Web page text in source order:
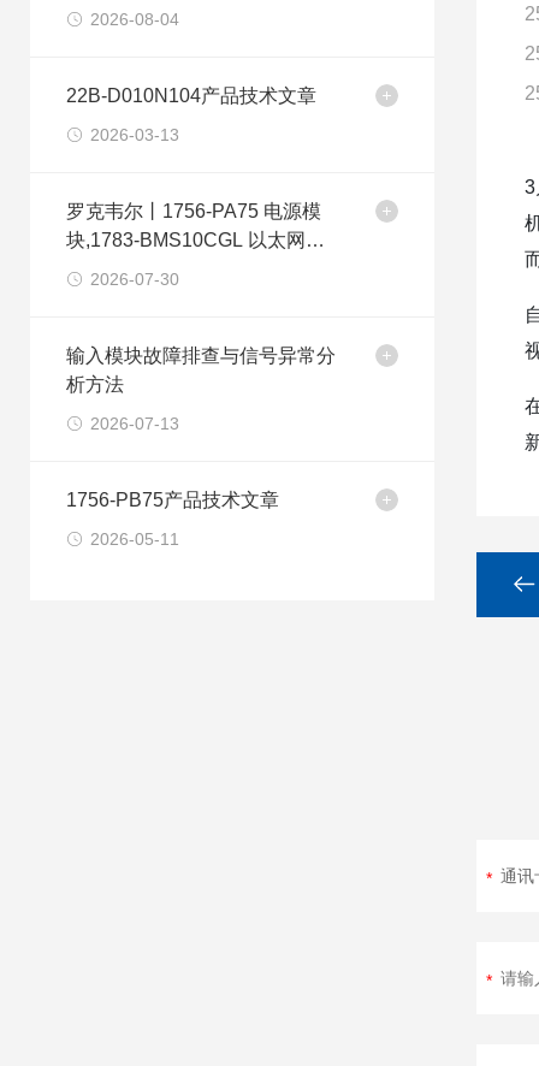
2026-08-04
22B-D010N104产品技术文章
2026-03-13
罗克韦尔丨1756-PA75 电源模
块,1783-BMS10CGL 以太网交
换机2026-07-30
输入模块故障排查与信号异常分
析方法
2026-07-13
1756-PB75产品技术文章
2026-05-11
3